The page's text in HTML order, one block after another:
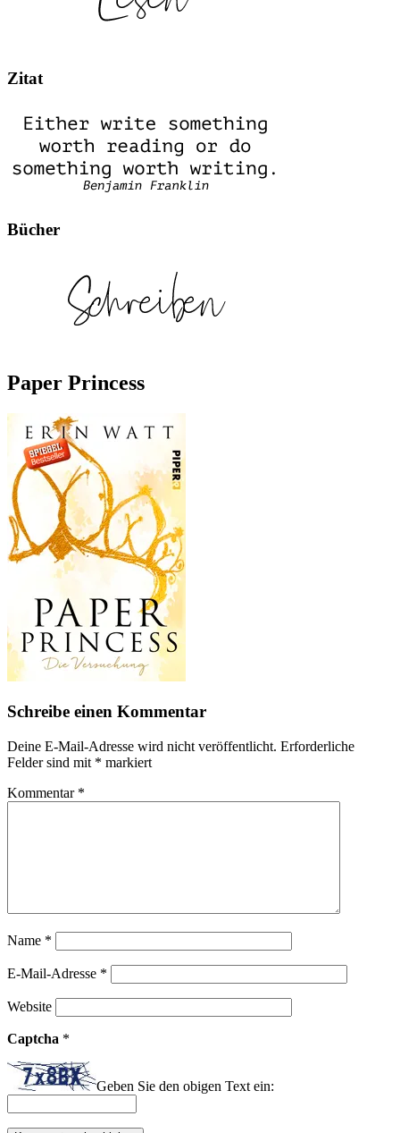
Zitat
Bücher
Paper Princess
Schreibe einen Kommentar
Deine E-Mail-Adresse wird nicht veröffentlicht. Erforderliche
Felder sind mit * markiert
Kommentar *
Name *
E-Mail-Adresse *
Website
Captcha *
Geben Sie den obigen Text ein: